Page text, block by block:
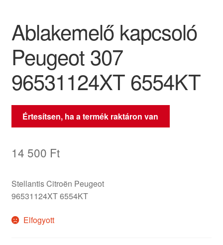
Szállítás világszerte
Szekér
Ablakemelő kapcsoló
Peugeot 307
96531124XT 6554KT
Értesítsen, ha a termék raktáron van
14 500 Ft
Stellantis Citroën Peugeot
96531124XT 6554KT
Elfogyott